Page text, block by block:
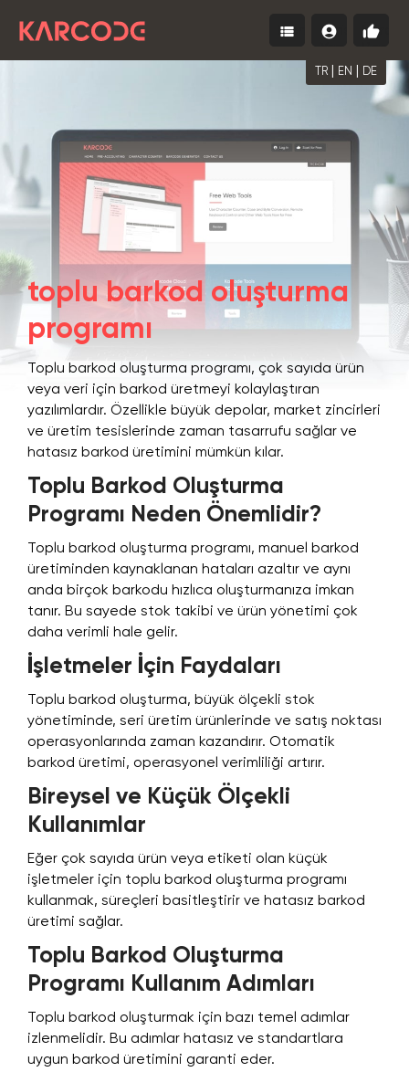
thumb_up
account_circle
Giriş
view_list
Menu
TR EN DE
toplu barkod oluşturma
programı
Toplu barkod oluşturma programı, çok sayıda ürün
veya veri için barkod üretmeyi kolaylaştıran
yazılımlardır. Özellikle büyük depolar, market zincirleri
ve üretim tesislerinde zaman tasarrufu sağlar ve
hatasız barkod üretimini mümkün kılar.
Toplu Barkod Oluşturma
Programı Neden Önemlidir?
Toplu barkod oluşturma programı, manuel barkod
üretiminden kaynaklanan hataları azaltır ve aynı
anda birçok barkodu hızlıca oluşturmanıza imkan
tanır. Bu sayede stok takibi ve ürün yönetimi çok
daha verimli hale gelir.
İşletmeler İçin Faydaları
Toplu barkod oluşturma, büyük ölçekli stok
yönetiminde, seri üretim ürünlerinde ve satış noktası
operasyonlarında zaman kazandırır. Otomatik
barkod üretimi, operasyonel verimliliği artırır.
Bireysel ve Küçük Ölçekli
Kullanımlar
Eğer çok sayıda ürün veya etiketi olan küçük
işletmeler için toplu barkod oluşturma programı
kullanmak, süreçleri basitleştirir ve hatasız barkod
üretimi sağlar.
Toplu Barkod Oluşturma
Programı Kullanım Adımları
Toplu barkod oluşturmak için bazı temel adımlar
izlenmelidir. Bu adımlar hatasız ve standartlara
uygun barkod üretimini garanti eder.